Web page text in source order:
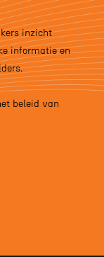
inzicht
informatie en
beleid van